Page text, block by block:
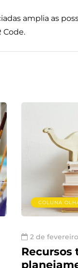
amplia as
Code.
COLUNA
2 de
Recursos